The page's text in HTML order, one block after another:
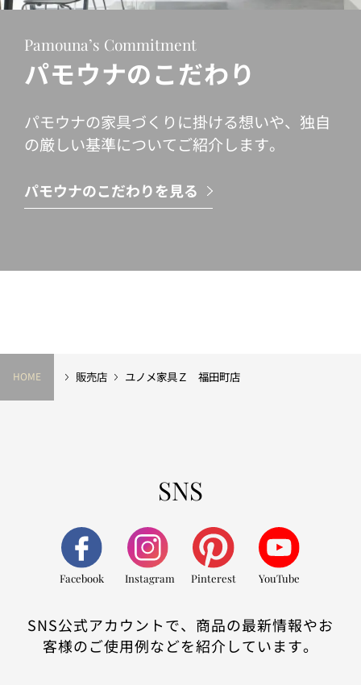
Pamouna’s Commitment
パモウナのこだわり
パモウナの家具づくりに掛ける想いや、独自
の厳しい基準についてご紹介します。
パモウナのこだわりを見る
HOME 販売店 ユノメ家具Ｚ 福田町店
SNS
Facebook Instagram Pinterest YouTube
SNS公式アカウントで、商品の最新情報やお
客様のご使用例などを紹介しています。